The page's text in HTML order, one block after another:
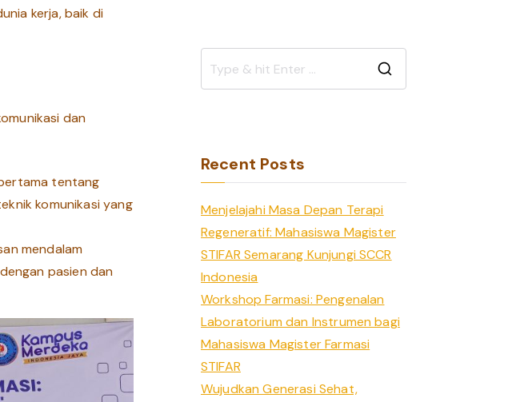
kerja, baik di
dan
tentang
komunikasi yang
mendalam
pasien dan
Recent Posts
Menjelajahi Masa Depan Terapi
Regeneratif: Mahasiswa Magister
STIFAR Semarang Kunjungi SCCR
Indonesia
Workshop Farmasi: Pengenalan
Laboratorium dan Instrumen bagi
Mahasiswa Magister Farmasi
STIFAR
Wujudkan Generasi Sehat,